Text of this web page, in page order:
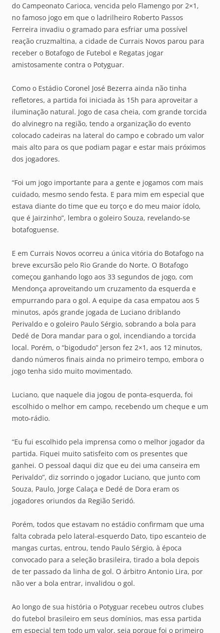
do Campeonato Carioca, vencida pelo Flamengo por 2×1,
no famoso jogo em que o ladrilheiro Roberto Passos
Ferreira invadiu o gramado para esfriar uma possível
reação cruzmaltina, a cidade de Currais Novos parou para
receber o Botafogo de Futebol e Regatas jogar
amistosamente contra o Potyguar.
Como o Estádio Coronel José Bezerra ainda não tinha
refletores, a partida foi iniciada às 15h para aproveitar a
iluminação natural. Jogo de casa cheia, com grande torcida
do alvinegro na região, tendo a organização do evento
colocado cadeiras na lateral do campo e cobrado um valor
mais alto para os que podiam pagar e estar mais próximos
dos jogadores.
“Foi um jogo importante para a gente e jogamos com mais
cuidado, mesmo sendo festa. E para mim em especial que
estava diante do time que eu torço e do meu maior ídolo,
que é Jairzinho”, lembra o goleiro Souza, revelando-se
botafoguense.
E em Currais Novos ocorreu a única vitória do Botafogo na
breve excursão pelo Rio Grande do Norte. O Botafogo
começou ganhando logo aos 33 segundos de jogo, com
Mendonça aproveitando um cruzamento da esquerda e
empurrando para o gol. A equipe da casa empatou aos 5
minutos, após grande jogada de Luciano driblando
Perivaldo e o goleiro Paulo Sérgio, sobrando a bola para
Dedé de Dora mandar para o gol, incendiando a torcida
local. Porém, o “bigodudo” Jerson fez 2×1, aos 12 minutos,
dando números finais ainda no primeiro tempo, embora o
jogo tenha sido muito movimentado.
Luciano, que naquele dia jogou de ponta-esquerda, foi
escolhido o melhor em campo, recebendo um cheque e um
moto-rádio.
“Eu fui escolhido pela imprensa como o melhor jogador da
partida. Fiquei muito satisfeito com os presentes que
ganhei. O pessoal daqui diz que eu dei uma canseira em
Perivaldo”, diz sorrindo o jogador Luciano, que junto com
Souza, Paulo, Jorge Calaça e Dedé de Dora eram os
jogadores oriundos da Região Seridó.
Porém, todos que estavam no estádio confirmam que uma
falta cobrada pelo lateral-esquerdo Dato, tipo escanteio de
mangas curtas, entrou, tendo Paulo Sérgio, à época
convocado para a seleção brasileira, tirado a bola depois
de ter passado da linha de gol. O árbitro Antonio Lira, por
não ver a bola entrar, invalidou o gol.
Ao longo de sua história o Potyguar recebeu outros clubes
do futebol brasileiro em seus domínios, mas essa partida
em especial tem todo um valor, seja porque foi o primeiro